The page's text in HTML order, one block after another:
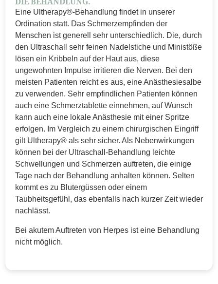
Eine Ultherapy®-Behandlung findet in unserer
Ordination statt. Das Schmerzempfinden der
Menschen ist generell sehr unterschiedlich. Die, durch
den Ultraschall sehr feinen Nadelstiche und Ministöße
lösen ein Kribbeln auf der Haut aus, diese
ungewohnten Impulse irritieren die Nerven. Bei den
meisten Patienten reicht es aus, eine Anästhesiesalbe
zu verwenden. Sehr empfindlichen Patienten können
auch eine Schmerztablette einnehmen, auf Wunsch
kann auch eine lokale Anästhesie mit einer Spritze
erfolgen. Im Vergleich zu einem chirurgischen Eingriff
gilt Ultherapy® als sehr sicher. Als Nebenwirkungen
können bei der Ultraschall-Behandlung leichte
Schwellungen und Schmerzen auftreten, die einige
Tage nach der Behandlung anhalten können. Selten
kommt es zu Blutergüssen oder einem
Taubheitsgefühl, das ebenfalls nach kurzer Zeit wieder
nachlässt.
Bei akutem Auftreten von Herpes ist eine Behandlung
nicht möglich.